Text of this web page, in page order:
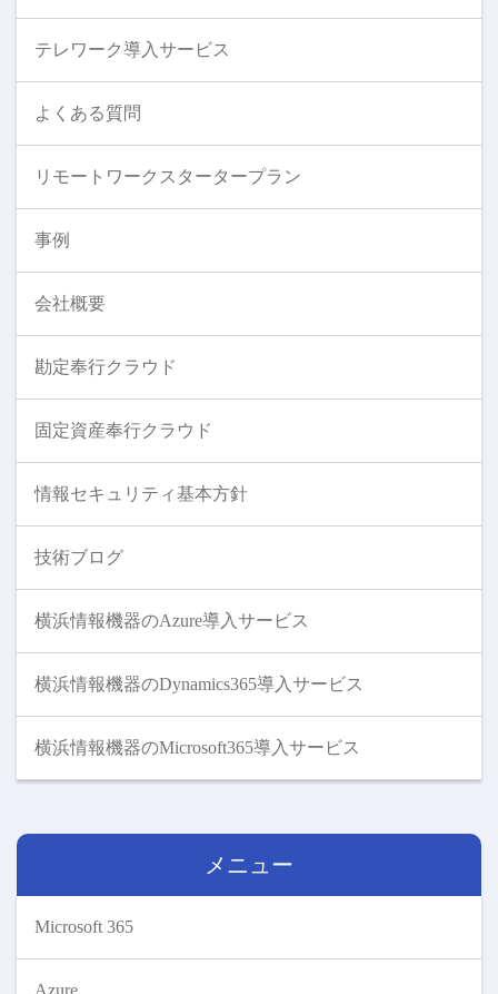
テレワーク導入サービス
よくある質問
リモートワークスタータープラン
事例
会社概要
勘定奉行クラウド
固定資産奉行クラウド
情報セキュリティ基本方針
技術ブログ
横浜情報機器のAzure導入サービス
横浜情報機器のDynamics365導入サービス
横浜情報機器のMicrosoft365導入サービス
メニュー
Microsoft 365
Azure